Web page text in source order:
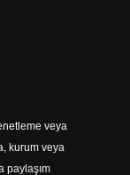
veya
kurum veya
paylaşım